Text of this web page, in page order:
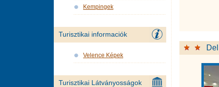
Kempingek
Turisztikai informaciók
Velence Képek
Turisztikai Látványosságok